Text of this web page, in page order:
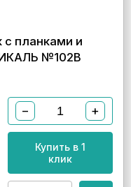
с планками и
№102В
− +
Купить в 1
клик